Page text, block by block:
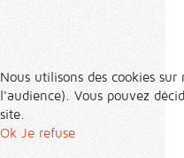
Nous utilisons des cookies
l'audience). Vous pouvez
site.
Ok Je refuse